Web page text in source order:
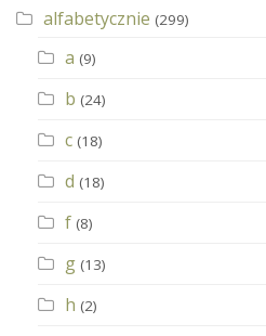
alfabetycznie (299)
a (9)
b (24)
c (18)
d (18)
f (8)
g (13)
h (2)